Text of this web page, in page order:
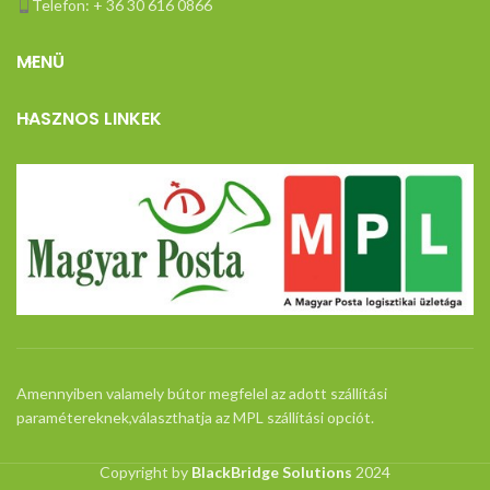
Telefon: + 36 30 616 0866
MENÜ
HASZNOS LINKEK
Amennyiben valamely bútor megfelel az adott szállítási
paramétereknek,választhatja az MPL szállítási opciót.
Copyright by BlackBridge Solutions 2024